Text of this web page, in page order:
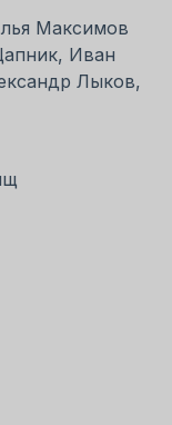
Максимов
Иван
Лыков,